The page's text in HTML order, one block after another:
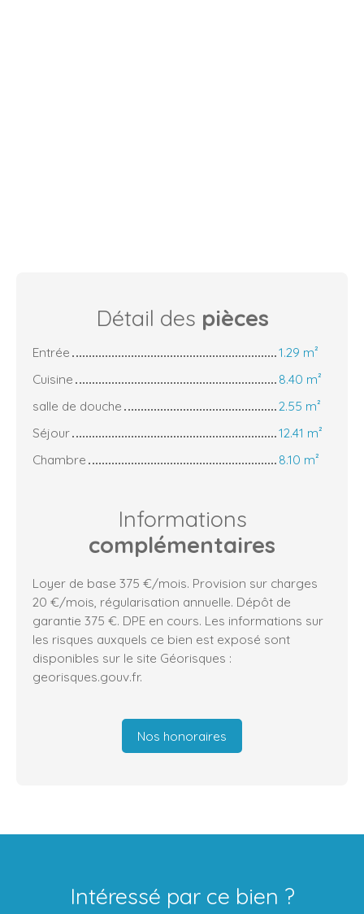
Détail des pièces
Entrée
1.29 m²
Cuisine
8.40 m²
salle de douche
2.55 m²
Séjour
12.41 m²
Chambre
8.10 m²
Informations
complémentaires
Loyer de base 375 €/mois. Provision sur charges
20 €/mois, régularisation annuelle. Dépôt de
garantie 375 €. DPE en cours. Les informations sur
les risques auxquels ce bien est exposé sont
disponibles sur le site Géorisques :
georisques.gouv.fr.
Nos honoraires
Intéressé par ce bien ?